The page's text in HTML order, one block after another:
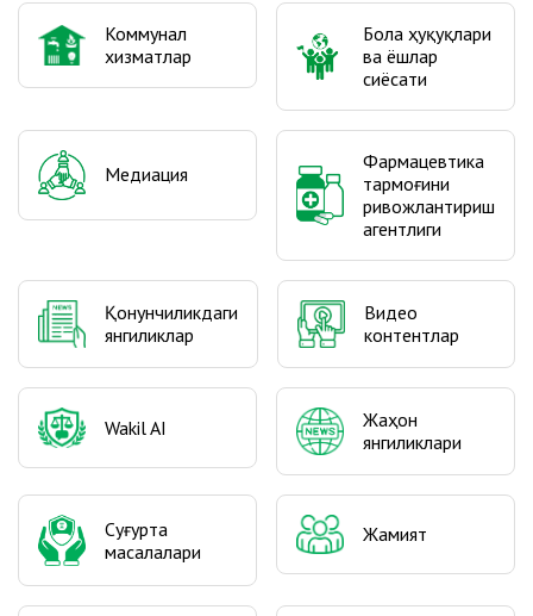
Коммунал
хизматлар
Бола ҳуқуқлари
ва ёшлар
сиёсати
Медиация
Фармацевтика
тармоғини
ривожлантириш
агентлиги
Қонунчиликдаги
янгиликлар
Видео
контентлар
Wakil AI
Жаҳон
янгиликлари
Cуғурта
масалалари
Жамият